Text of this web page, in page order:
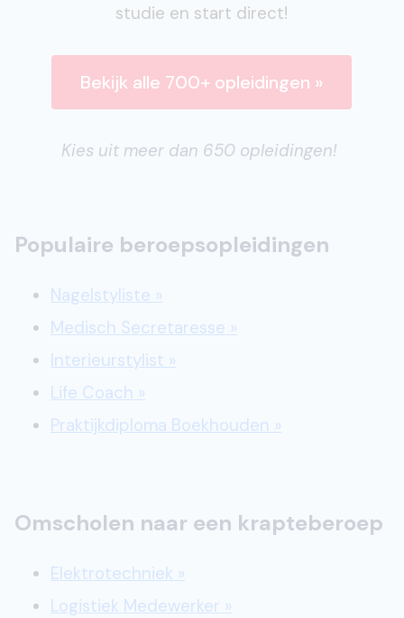
studie en start direct!
Bekijk alle 700+ opleidingen »
Kies uit meer dan 650 opleidingen!
Populaire beroepsopleidingen
Nagelstyliste »
Medisch Secretaresse »
Interieurstylist »
Life Coach »
Praktijkdiploma Boekhouden »
Omscholen naar een krapteberoep
Elektrotechniek »
Logistiek Medewerker »